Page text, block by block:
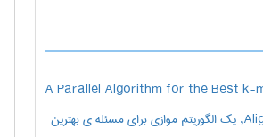
A Parallel Algorithm for the Best k-
Alignment Problem, یک الگوریتم موازی برای مسئله ی بهترین